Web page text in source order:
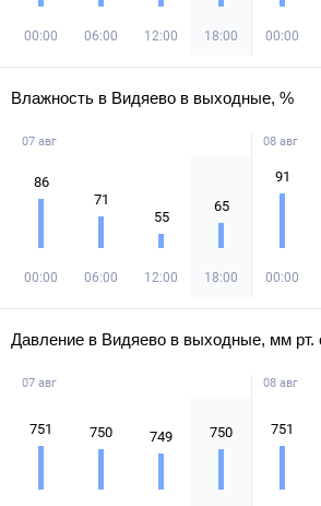
00:00 06:00 12:00 18:00 00:00
Влажность в Видяево в выходные, %
07 авг
86
00:00
71
06:00
55
12:00
65
18:00
08 авг
91
00:00
Давление в Видяево в выходные, мм рт.
07 авг
751 750 749 750
08 авг
751